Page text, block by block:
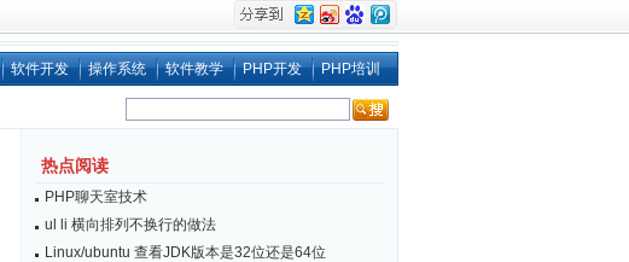
软件开发 操作系统 软件教学 PHP开发 PHP培训
热点阅读
PHP聊天室技术
ul li 横向排列不换行的做法
Linux/ubuntu 查看JDK版本是32位还是64位